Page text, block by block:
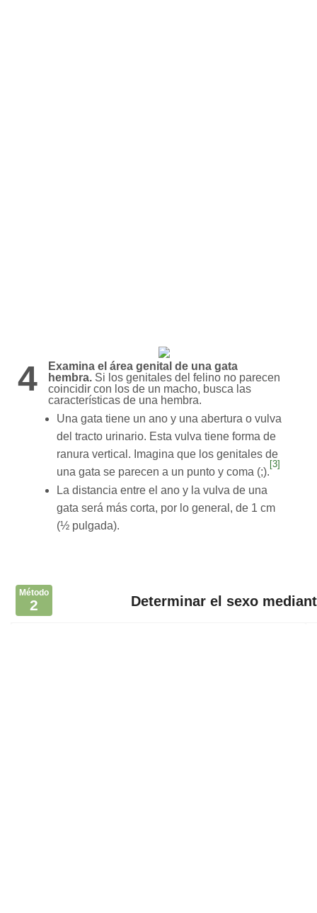
4
Examina el área genital de una gata
hembra. Si los genitales del felino no parecen
coincidir con los de un macho, busca las
características de una hembra.
Una gata tiene un ano y una abertura o vulva
del tracto urinario. Esta vulva tiene forma de
ranura vertical. Imagina que los genitales de
una gata se parecen a un punto y coma (;).
[3]
La distancia entre el ano y la vulva de una
gata será más corta, por lo general, de 1 cm
(½ pulgada).
Método
2 Determinar el sexo